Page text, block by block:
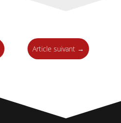
Article suivant →